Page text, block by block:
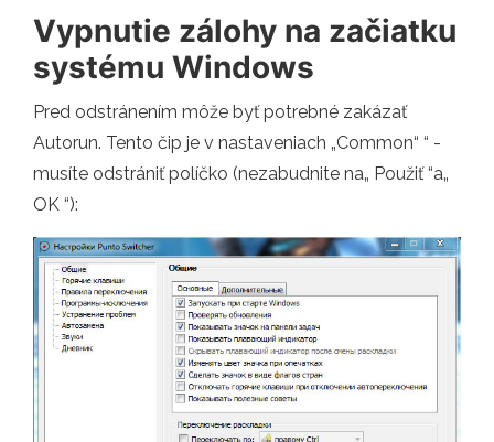
Vypnutie zálohy na začiatku
systému Windows
Pred odstránením môže byť potrebné zakázať
Autorun. Tento čip je v nastaveniach „Common“ “ -
musíte odstrániť políčko (nezabudnite na„ Použiť “a„
OK “):